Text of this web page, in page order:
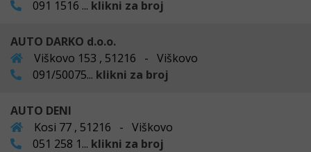
091 1516 ... klikni za broj
AUTO DARKO d.o.o.
Viškovo 153 , 51216 - Viškovo
091/50075... klikni za broj
AUTO DENI
Kosi 77 , 51216 - Viškovo
051 258 1... klikni za broj